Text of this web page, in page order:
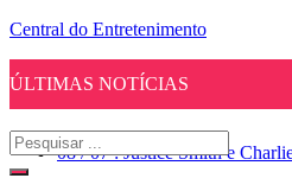
Central do Entretenimento
ÚLTIMAS NOTÍCIAS
08 / 07 : Justice Smith e